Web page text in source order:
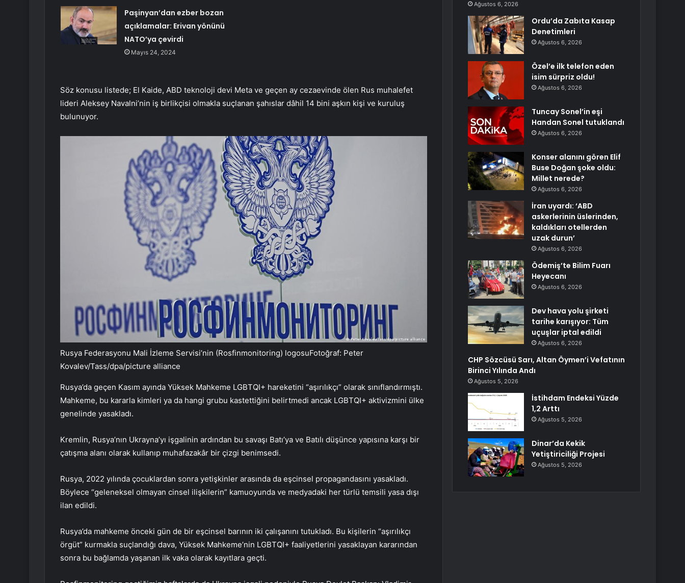
Paşinyan’dan ezber bozan
açıklamalar: Erivan yönünü
NATO’ya çevirdi
Mayıs 24, 2024
Söz konusu listede; El Kaide, ABD teknoloji devi Meta ve geçen ay cezaevinde ölen Rus muhalefet
lideri Aleksey Navalni’nin iş birlikçisi olmakla suçlanan şahıslar dâhil 14 bini aşkın kişi ve kuruluş
bulunuyor.
Rusya Federasyonu Mali İzleme Servisi’nin (Rosfinmonitoring) logosuFotoğraf: Peter
Kovalev/Tass/dpa/picture alliance
Rusya’da geçen Kasım ayında Yüksek Mahkeme LGBTQI+ hareketini “aşırılıkçı” olarak sınıflandırmıştı.
Mahkeme, bu kararla kimleri ya da hangi grubu kastettiğini belirtmedi ancak LGBTQI+ aktivizmini ülke
genelinde yasakladı.
Kremlin, Rusya’nın Ukrayna’yı işgalinin ardından bu savaşı Batı’ya ve Batılı düşünce yapısına karşı bir
çatışma alanı olarak kullanıp muhafazakâr bir çizgi benimsedi.
Rusya, 2022 yılında çocuklardan sonra yetişkinler arasında da eşcinsel propagandasını yasakladı.
Böylece “geleneksel olmayan cinsel ilişkilerin” kamuoyunda ve medyadaki her türlü temsili yasa dışı
ilan edildi.
Rusya’da mahkeme önceki gün de bir eşcinsel barının iki çalışanını tutukladı. Bu kişilerin “aşırılıkçı
örgüt” kurmakla suçlandığı dava, Yüksek Mahkeme’nin LGBTQI+ faaliyetlerini yasaklayan kararından
sonra bu bağlamda yaşanan ilk vaka olarak kayıtlara geçti.
Ağustos 6, 2026
Ordu’da Zabıta Kasap
Denetimleri
Ağustos 6, 2026
Özel’e ilk telefon eden
isim sürpriz oldu!
Ağustos 6, 2026
Tuncay Sonel’in eşi
Handan Sonel tutuklandı
Ağustos 6, 2026
Konser alanını gören Elif
Buse Doğan şoke oldu:
Millet nerede?
Ağustos 6, 2026
İran uyardı: ‘ABD
askerlerinin üslerinden,
kaldıkları otellerden
uzak durun’
Ağustos 6, 2026
Ödemiş’te Bilim Fuarı
Heyecanı
Ağustos 6, 2026
Dev hava yolu şirketi
tarihe karışıyor: Tüm
uçuşlar iptal edildi
Ağustos 6, 2026
CHP Sözcüsü Sarı, Altan Öymen’i Vefatının
Birinci Yılında Andı
Ağustos 5, 2026
İstihdam Endeksi Yüzde
1,2 Arttı
Ağustos 5, 2026
Dinar’da Kekik
Yetiştiriciliği Projesi
Ağustos 5, 2026